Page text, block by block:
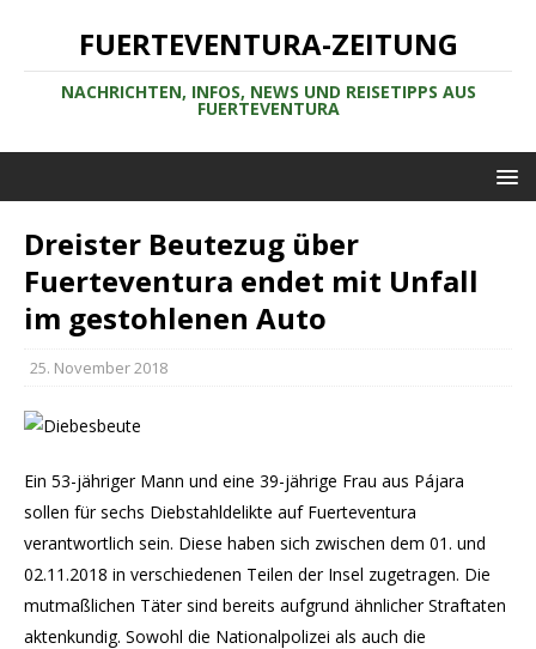
FUERTEVENTURA-ZEITUNG
NACHRICHTEN, INFOS, NEWS UND REISETIPPS AUS
FUERTEVENTURA
Dreister Beutezug über
Fuerteventura endet mit Unfall
im gestohlenen Auto
25. November 2018
Ein 53-jähriger Mann und eine 39-jährige Frau aus Pájara
sollen für sechs Diebstahldelikte auf Fuerteventura
verantwortlich sein. Diese haben sich zwischen dem 01. und
02.11.2018 in verschiedenen Teilen der Insel zugetragen. Die
mutmaßlichen Täter sind bereits aufgrund ähnlicher Straftaten
aktenkundig. Sowohl die Nationalpolizei als auch die